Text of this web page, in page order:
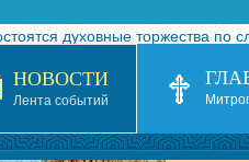
духовные торжества по
по волейболу, посвященного
Русской Православной
на 2026-2027 учебный год
НОВОСТИ
Лента событий